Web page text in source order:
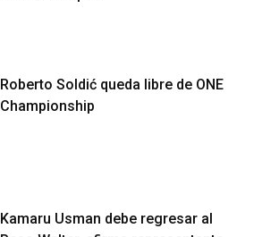
Roberto Soldić queda libre de ONE
Championship
Kamaru Usman debe regresar al